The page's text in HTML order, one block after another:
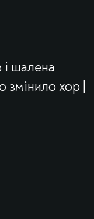
і шалена
змінило хор |